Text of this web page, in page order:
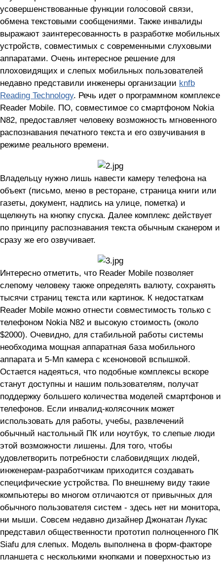
усовершенствованные функции голосовой связи,
обмена текстовыми сообщениями. Также инвалиды
выражают заинтересованность в разработке мобильных
устройств, совместимых с современными слуховыми
аппаратами. Очень интересное решение для
плоховидящих и слепых мобильных пользователей
недавно представили инженеры организации knfb
Reading Technology. Речь идет о программном комплексе
Reader Mobile. ПО, совместимое со смартфоном Nokia
N82, предоставляет человеку возможность мгновенного
распознавания печатного текста и его озвучивания в
режиме реального времени.
Владельцу нужно лишь навести камеру телефона на
объект (письмо, меню в ресторане, страница книги или
газеты, документ, надпись на улице, пометка) и
щелкнуть на кнопку спуска. Далее комплекс действует
по принципу распознавания текста обычным сканером и
сразу же его озвучивает.
Интересно отметить, что Reader Mobile позволяет
слепому человеку также определять валюту, сохранять
тысячи страниц текста или картинок. К недостаткам
Reader Mobile можно отнести совместимость только с
телефоном Nokia N82 и высокую стоимость (около
$2000). Очевидно, для стабильной работы системы
необходима мощная аппаратная база мобильного
аппарата и 5-Мп камера с ксеноновой вспышкой.
Остается надеяться, что подобные комплексы вскоре
станут доступны и нашим пользователям, получат
поддержку большего количества моделей смартфонов и
телефонов. Если инвалид-колясочник может
использовать для работы, учебы, развлечений
обычный настольный ПК или ноутбук, то слепые люди
этой возможности лишены. Для того, чтобы
удовлетворить потребности слабовидящих людей,
инженерам-разработчикам приходится создавать
специфические устройства. По внешнему виду такие
компьютеры во многом отличаются от привычных для
обычного пользователя систем - здесь нет ни монитора,
ни мыши. Совсем недавно дизайнер Джонатан Лукас
представил общественности прототип полноценного ПК
Siafu для слепых. Модель выполнена в форм-факторе
планшета с несколькими кнопками и поверхностью из